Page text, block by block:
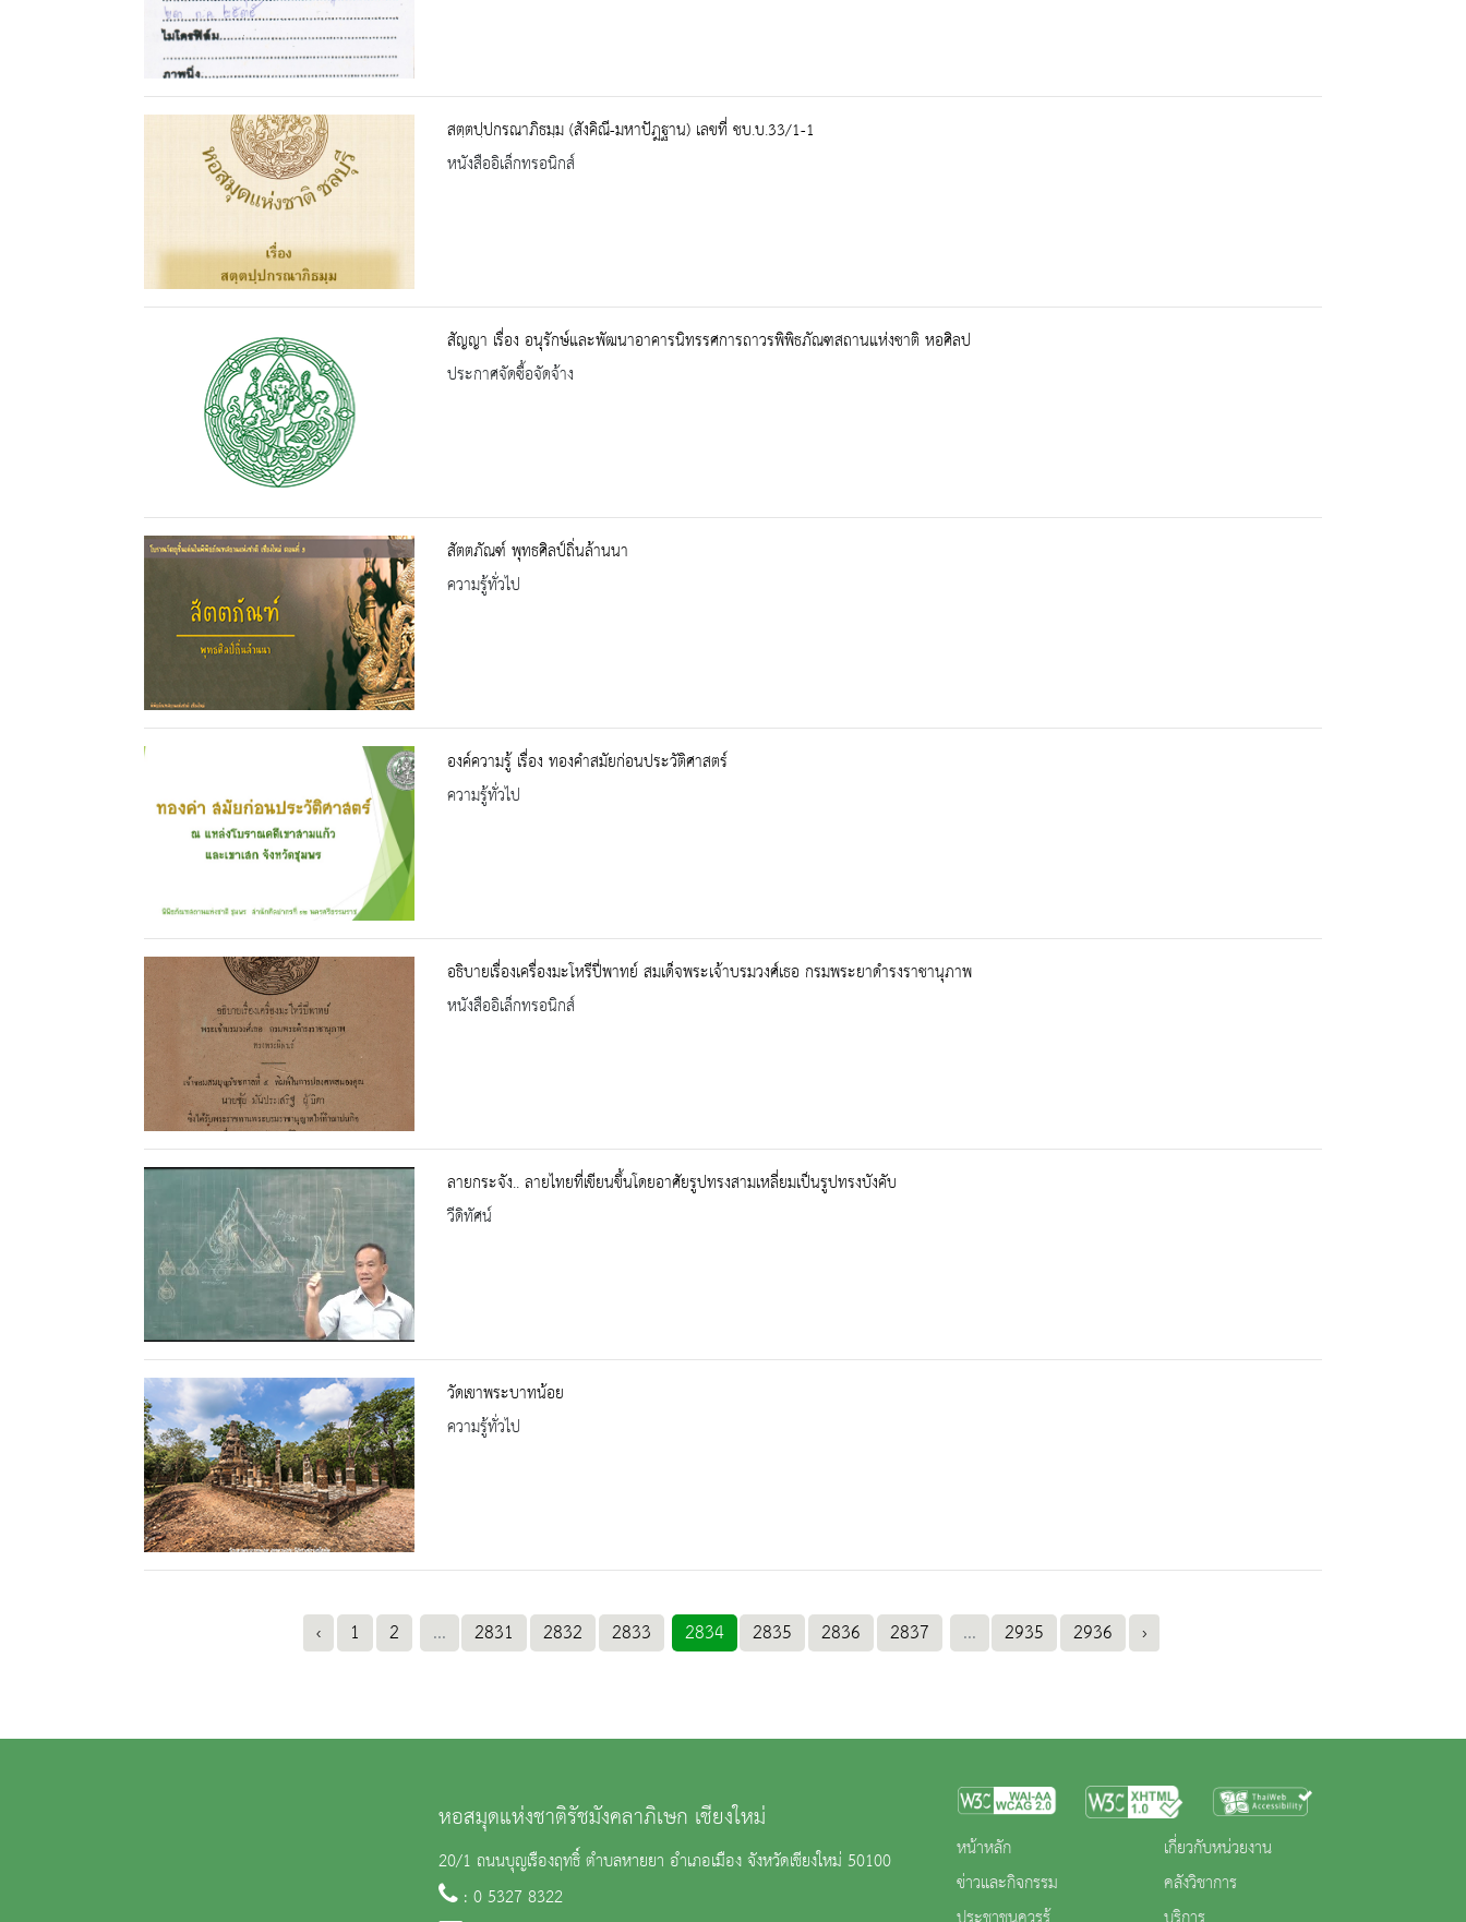
สตฺตปฺปกรณาภิธมฺม (สังคิณี-มหาปัฎฐาน) เลขที่ ชบ.บ.33/1-1
หนังสืออิเล็กทรอนิกส์
สัญญา เรื่อง อนุรักษ์และพัฒนาอาคารนิทรรศการถาวรพิพิธภัณฑสถานแห่งชาติ หอศิลป
ประกาศจัดซื้อจัดจ้าง
สัตตภัณฑ์ พุทธศิลป์ถิ่นล้านนา
ความรู้ทั่วไป
องค์ความรู้ เรื่อง ทองคำสมัยก่อนประวัติศาสตร์
ความรู้ทั่วไป
อธิบายเรื่องเครื่องมะโหรีปี่พาทย์ สมเด็จพระเจ้าบรมวงศ์เธอ กรมพระยาดำรงราชานุภาพ
หนังสืออิเล็กทรอนิกส์
ลายกระจัง.. ลายไทยที่เขียนขึ้นโดยอาศัยรูปทรงสามเหลี่ยมเป็นรูปทรงบังคับ
วีดิทัศน์
วัดเขาพระบาทน้อย
ความรู้ทั่วไป
‹ 1 2 ... 2831 2832 2833 2834 2835 2836 2837 ... 2935 2936 ›
หอสมุดแห่งชาติรัชมังคลาภิเษก เชียงใหม่
20/1 ถนนบุญเรืองฤทธิ์ ตำบลหายยา อำเภอเมือง จังหวัดเชียงใหม่ 50100
: 0 5327 8322
หน้าหลัก
ข่าวและกิจกรรม
เกี่ยวกับหน่วยงาน
คลังวิชาการ